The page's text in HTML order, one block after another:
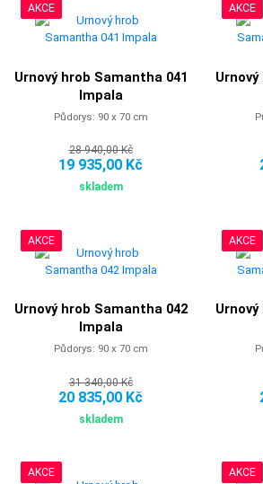
AKCE
Urnový hrob Samantha 041
Impala
Půdorys: 90 x 70 cm
28 940,00 Kč
19 935,00 Kč
skladem
AKCE
AKCE
Urnový hrob Samantha 042
Impala
Půdorys: 90 x 70 cm
31 340,00 Kč
20 835,00 Kč
skladem
AKCE
AKCE AKCE